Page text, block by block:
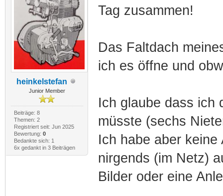
heinkelstefan
Junior Member
Beiträge: 8
Themen: 2
Registriert seit: Jun 2025
Bewertung: 0
Bedankte sich: 1
6x gedankt in 3 Beiträgen
Tag zusammen!
Das Faltdach
ich es öffne und
Ich glaube dass ich
müsste (sechs
Ich habe aber
nirgends (im Netz)
Bilder oder eine